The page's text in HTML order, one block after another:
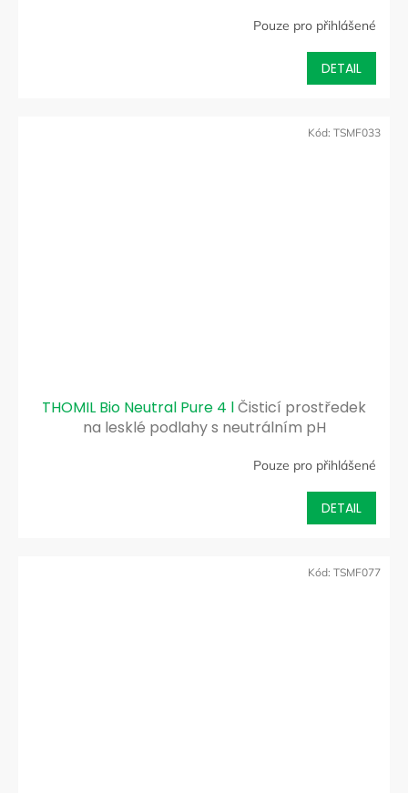
Pouze pro přihlášené
DETAIL
THOMIL Bio Neutral Pure 4 lČisticí prostředek
na lesklé podlahy s neutrálním pH
Pouze pro přihlášené
DETAIL
Kód: TSMF033
Kód: TSMF077